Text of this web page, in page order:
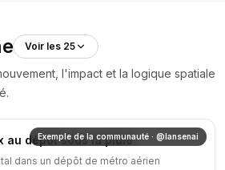
Voir les 25
l'impact et la logique spatiale
Exemple de la communauté · @lansenai
au dépôt sous la pluie
dans un dépôt de métro aérien